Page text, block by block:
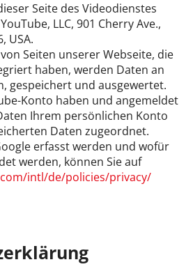
Seite des Videodienstes
LLC, 901 Cherry Ave.,
USA.
Seiten unserer Webseite, die
haben, werden Daten an
gespeichert und ausgewertet.
Konto haben und angemeldet
Ihrem persönlichen Konto
Daten zugeordnet.
erfasst werden und wofür
werden, können Sie auf
intl/de/policies/privacy/